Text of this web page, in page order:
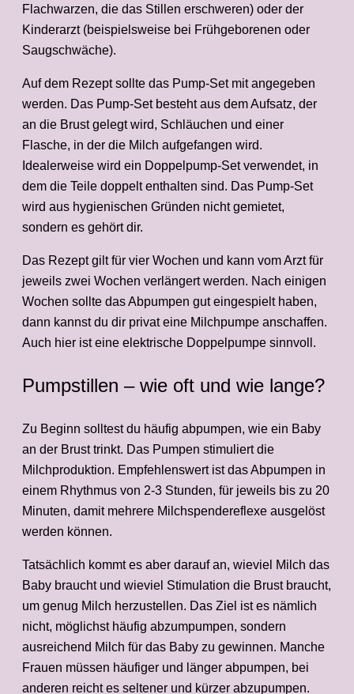
Flachwarzen, die das Stillen erschweren) oder der
Kinderarzt (beispielsweise bei Frühgeborenen oder
Saugschwäche).
Auf dem Rezept sollte das Pump-Set mit angegeben
werden. Das Pump-Set besteht aus dem Aufsatz, der
an die Brust gelegt wird, Schläuchen und einer
Flasche, in der die Milch aufgefangen wird.
Idealerweise wird ein Doppelpump-Set verwendet, in
dem die Teile doppelt enthalten sind. Das Pump-Set
wird aus hygienischen Gründen nicht gemietet,
sondern es gehört dir.
Das Rezept gilt für vier Wochen und kann vom Arzt für
jeweils zwei Wochen verlängert werden. Nach einigen
Wochen sollte das Abpumpen gut eingespielt haben,
dann kannst du dir privat eine Milchpumpe anschaffen.
Auch hier ist eine elektrische Doppelpumpe sinnvoll.
Pumpstillen – wie oft und wie lange?
Zu Beginn solltest du häufig abpumpen, wie ein Baby
an der Brust trinkt. Das Pumpen stimuliert die
Milchproduktion. Empfehlenswert ist das Abpumpen in
einem Rhythmus von 2-3 Stunden, für jeweils bis zu 20
Minuten, damit mehrere Milchspendereflexe ausgelöst
werden können.
Tatsächlich kommt es aber darauf an, wieviel Milch das
Baby braucht und wieviel Stimulation die Brust braucht,
um genug Milch herzustellen. Das Ziel ist es nämlich
nicht, möglichst häufig abzumpumpen, sondern
ausreichend Milch für das Baby zu gewinnen. Manche
Frauen müssen häufiger und länger abpumpen, bei
anderen reicht es seltener und kürzer abzupumpen.